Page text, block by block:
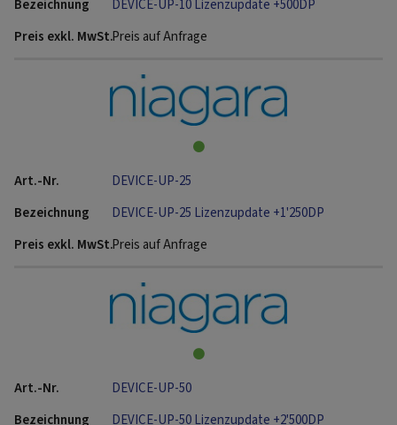
DEVICE-UP-10 Lizenzupdate +500DP
Preis auf Anfrage
DEVICE-UP-25
DEVICE-UP-25 Lizenzupdate +1'250DP
Preis auf Anfrage
DEVICE-UP-50
DEVICE-UP-50 Lizenzupdate +2'500DP